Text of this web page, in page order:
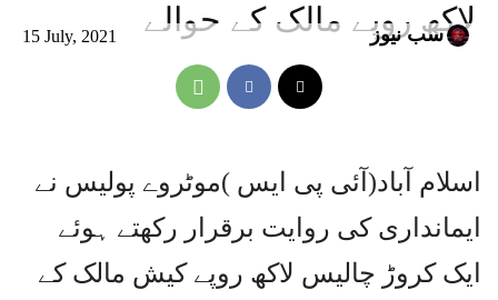
لاکھ روپے مالک کے حوالے
15 July, 2021 سب نیوز
اسلام آباد(آئی پی ایس )موٹروے پولیس نے
ایمانداری کی روایت برقرار رکھتے ہوئے
ایک کروڑ چالیس لاکھ روپے کیش مالک کے